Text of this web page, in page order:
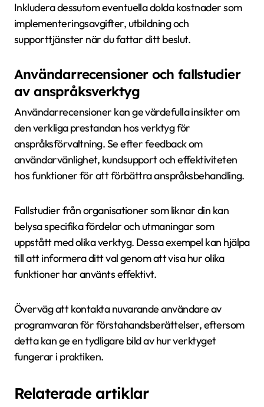
Inkludera dessutom eventuella dolda kostnader som
implementeringsavgifter, utbildning och
supporttjänster när du fattar ditt beslut.
Användarrecensioner och fallstudier
av anspråksverktyg
Användarrecensioner kan ge värdefulla insikter om
den verkliga prestandan hos verktyg för
anspråksförvaltning. Se efter feedback om
användarvänlighet, kundsupport och effektiviteten
hos funktioner för att förbättra anspråksbehandling.
Fallstudier från organisationer som liknar din kan
belysa specifika fördelar och utmaningar som
uppstått med olika verktyg. Dessa exempel kan hjälpa
till att informera ditt val genom att visa hur olika
funktioner har använts effektivt.
Överväg att kontakta nuvarande användare av
programvaran för förstahandsberättelser, eftersom
detta kan ge en tydligare bild av hur verktyget
fungerar i praktiken.
Relaterade artiklar